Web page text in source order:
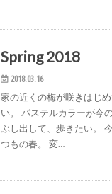
Spring 2018
2018.03.16
家の近くの梅が咲きはじ
い。 パステルカラーが今
ぶし出して、歩きたい。
つもの春。 変…